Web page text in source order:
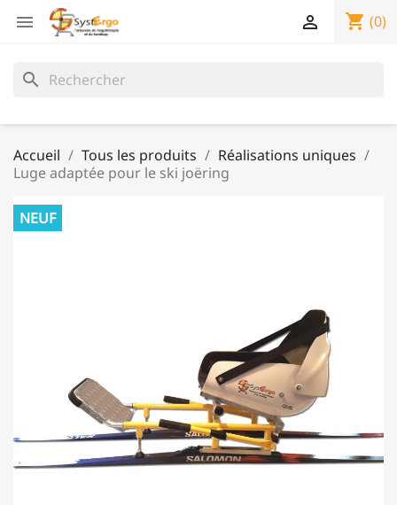
 shopping_cart (0)

search
Accueil Tous les produits
Réalisations uniques
Luge adaptée pour le ski joëring
NEUF